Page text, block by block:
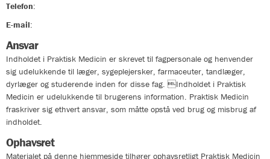
Telefon:
E-mail:
Ansvar
Indholdet i Praktisk Medicin er skrevet til fagpersonale og henvender
sig udelukkende til læger, sygeplejersker, farmaceuter, tandlæger,
dyrlæger og studerende inden for disse fag. Indholdet i Praktisk
Medicin er udelukkende til brugerens information. Praktisk Medicin
fraskriver sig ethvert ansvar, som måtte opstå ved brug og misbrug af
indholdet.
Ophavsret
Materialet på denne hjemmeside tilhører ophavsretligt Praktisk Medicin